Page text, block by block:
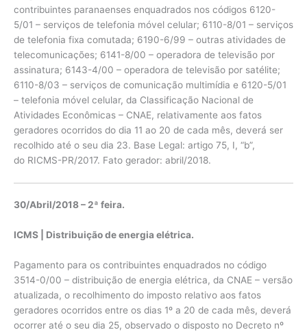
contribuintes paranaenses enquadrados nos códigos 6120-
5/01 – serviços de telefonia móvel celular; 6110-8/01 – serviços
de telefonia fixa comutada; 6190-6/99 – outras atividades de
telecomunicações; 6141-8/00 – operadora de televisão por
assinatura; 6143-4/00 – operadora de televisão por satélite;
6110-8/03 – serviços de comunicação multimídia e 6120-5/01
– telefonia móvel celular, da Classificação Nacional de
Atividades Econômicas – CNAE, relativamente aos fatos
geradores ocorridos do dia 11 ao 20 de cada mês, deverá ser
recolhido até o seu dia 23. Base Legal: artigo 75, I, “b”,
do RICMS-PR/2017. Fato gerador: abril/2018.
30/Abril/2018 – 2ª feira.
ICMS | Distribuição de energia elétrica.
Pagamento para os contribuintes enquadrados no código
3514-0/00 – distribuição de energia elétrica, da CNAE – versão
atualizada, o recolhimento do imposto relativo aos fatos
geradores ocorridos entre os dias 1º a 20 de cada mês, deverá
ocorrer até o seu dia 25, observado o disposto no Decreto nº